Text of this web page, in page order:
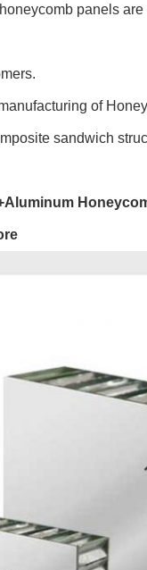
panels
of
sandwich